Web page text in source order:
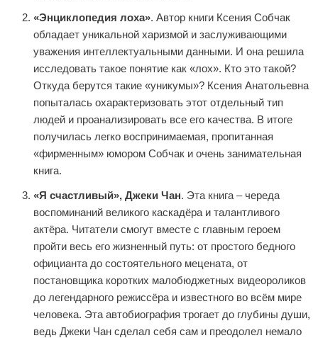
«Энциклопедия лоха». Автор книги Ксения Собчак
обладает уникальной харизмой и заслуживающими
уважения интеллектуальными данными. И она решила
исследовать такое понятие как «лох». Кто это такой?
Откуда берутся такие «уникумы»? Ксения Анатольевна
попыталась охарактеризовать этот отдельный тип
людей и проанализировать все его качества. В итоге
получилась легко воспринимаемая, пропитанная
«фирменным» юмором Собчак и очень занимательная
книга.
«Я счастливый», Джеки Чан. Эта книга – череда
воспоминаний великого каскадёра и талантливого
актёра. Читатели смогут вместе с главным героем
пройти весь его жизненный путь: от простого бедного
официанта до состоятельного мецената, от
постановщика коротких малобюджетных видеороликов
до легендарного режиссёра и известного во всём мире
человека. Эта автобиография трогает до глубины души,
ведь Джеки Чан сделал себя сам и преодолел немало